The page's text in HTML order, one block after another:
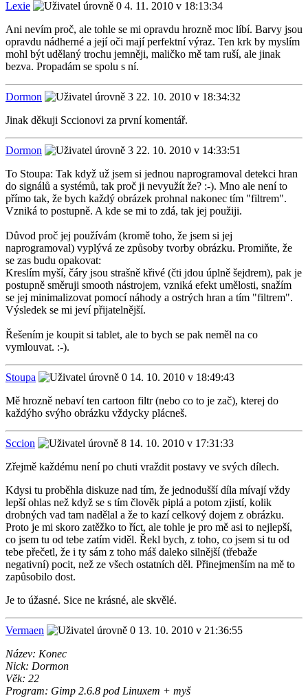
Lexie
4. 11. 2010 v 18:13:34
Ani nevím proč, ale tohle se mi opravdu hrozně moc líbí. Barvy jsou
opravdu nádherné a její oči mají perfektní výraz. Ten krk by myslím
mohl být udělaný trochu jemněji, maličko mě tam ruší, ale jinak
bezva. Propadám se spolu s ní.
Dormon
22. 10. 2010 v 18:34:32
Jinak děkuji Sccionovi za první komentář.
Dormon
22. 10. 2010 v 14:33:51
To Stoupa: Tak když už jsem si jednou naprogramoval detekci hran
do signálů a systémů, tak proč ji nevyužít že? :-). Mno ale není to
přímo tak, že bych každý obrázek prohnal nakonec tím "filtrem".
Vzniká to postupně. A kde se mi to zdá, tak jej použiji.
Důvod proč jej používám (kromě toho, že jsem si jej
naprogramoval) vyplývá ze způsoby tvorby obrázku. Promiňte, že
se zas budu opakovat:
Kreslím myší, čáry jsou strašně křivé (čti jdou úplně šejdrem), pak je
postupně směruji smooth nástrojem, vzniká efekt umělosti, snažím
se jej minimalizovat pomocí náhody a ostrých hran a tím "filtrem".
Výsledek se mi jeví přijatelnější.
Řešením je koupit si tablet, ale to bych se pak neměl na co
vymlouvat. :-).
Stoupa
14. 10. 2010 v 18:49:43
Mě hrozně nebaví ten cartoon filtr (nebo co to je zač), kterej do
každýho svýho obrázku vždycky plácneš.
Sccion
14. 10. 2010 v 17:31:33
Zřejmě každému není po chuti vraždit postavy ve svých dílech.
Kdysi tu proběhla diskuze nad tím, že jednodušší díla mívají vždy
lepší ohlas než když se s tím člověk piplá a potom zjistí, kolik
drobných vad tam nadělal a že to kazí celkový dojem z obrázku.
Proto je mi skoro zatěžko to říct, ale tohle je pro mě asi to nejlepší,
co jsem tu od tebe zatím viděl. Řekl bych, z toho, co jsem si tu od
tebe přečetl, že i ty sám z toho máš daleko silnější (třebaže
negativní) pocit, než ze všech ostatních děl. Přinejmenším na mě to
zapůsobilo dost.
Je to úžasné. Sice ne krásné, ale skvělé.
Vermaen
13. 10. 2010 v 21:36:55
Název: Konec
Nick: Dormon
Věk: 22
Program: Gimp 2.6.8 pod Linuxem + myš